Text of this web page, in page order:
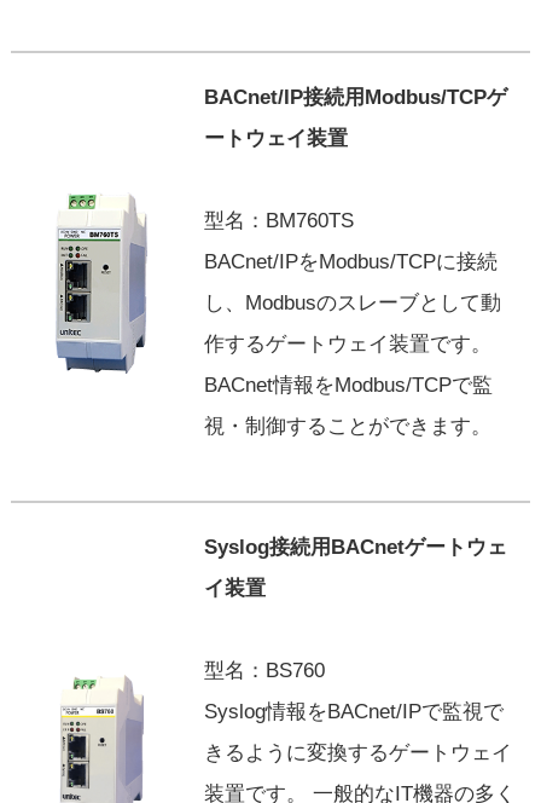
BACnet/IP接続用Modbus/TCPゲ
ートウェイ装置
型名：BM760TS
BACnet/IPをModbus/TCPに接続
し、Modbusのスレーブとして動
作するゲートウェイ装置です。
BACnet情報をModbus/TCPで監
視・制御することができます。
Syslog接続用BACnetゲートウェ
イ装置
型名：BS760
Syslog情報をBACnet/IPで監視で
きるように変換するゲートウェイ
装置です。 一般的なIT機器の多く